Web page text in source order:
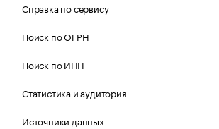
Справка по сервису
Поиск по ОГРН
Поиск по ИНН
Статистика и аудитория
Источники данных